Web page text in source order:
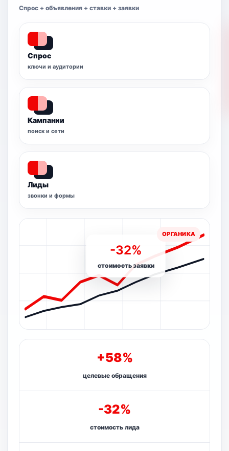
Спрос + объявления + ставки + заявки
Спрос
ключи и аудитории
Кампании
поиск и сети
Лиды
звонки и формы
-32%
стоимость заявки
+58%
целевые обращения
-32%
стоимость лида